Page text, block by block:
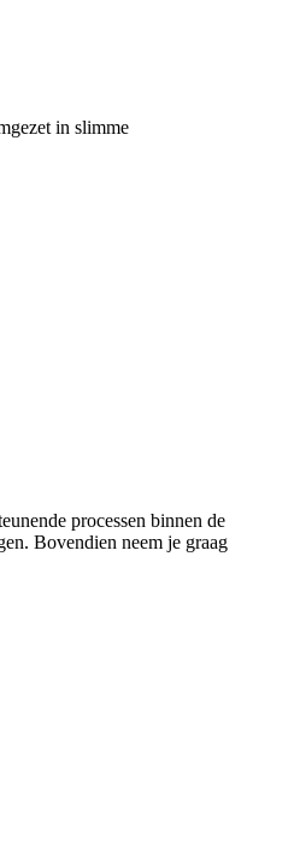
in slimme
processen binnen de
Bovendien neem je graag